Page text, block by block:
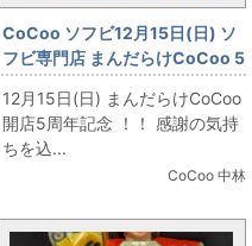
CoCoo ソフビ12月15日(日) ソ
フビ専門店 まんだらけCoCoo 5
周年記念 「ブルマァク スタンダ
ード ミクラス/海外輸出版」
12月15日(日) まんだらけCoCoo
開店5周年記念 ！！ 感謝の気持
ちを込...
CoCoo 中林